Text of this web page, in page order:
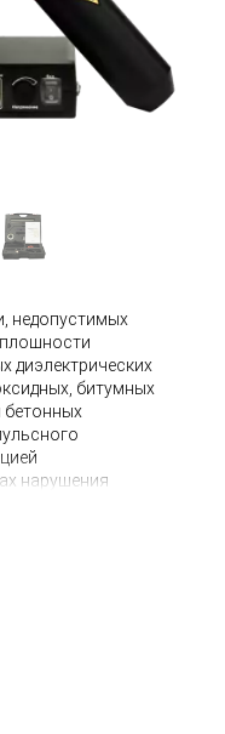
недопустимых
диэлектрических
битумных
бетонных
нарушения
утонения.